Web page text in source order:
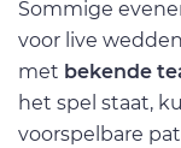
Sommige
voor live
met bekende
het spel staat,
voorspelbare